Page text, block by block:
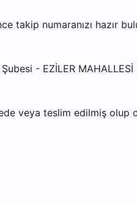
numaranızı hazır
- EZİLER MAHALLESİ
veya teslim edilmiş olup